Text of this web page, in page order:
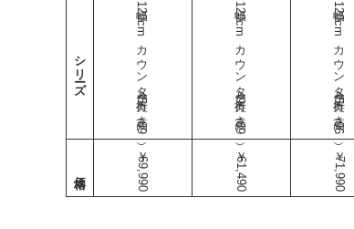
シリーズ 幅120cmカウンター（奥行45-高さ89）
￥69,990
幅120cmカウンター（奥行49-高さ89）
￥61,490
幅120cmカウンター（奥行45-高さ96）
￥71,990